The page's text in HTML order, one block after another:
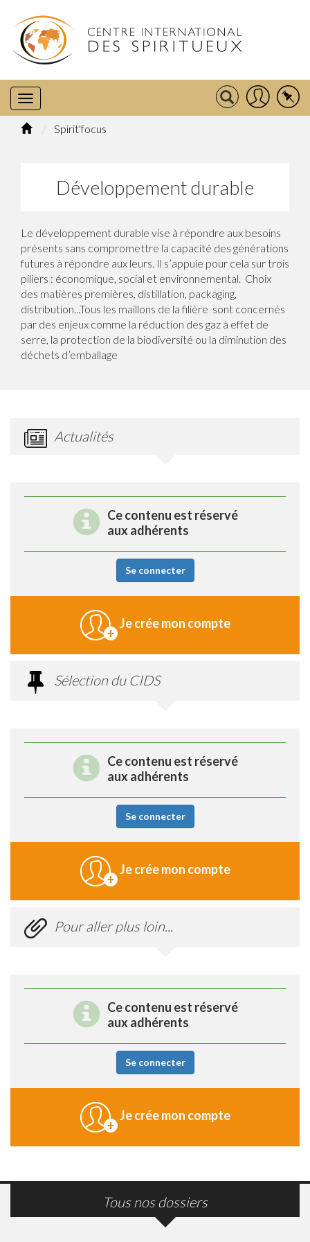
Spirit'focus
Développement durable
Le développement durable vise à répondre aux besoins
présents sans compromettre la capacité des générations
futures à répondre aux leurs. Il s’appuie pour cela sur trois
piliers : économique, social et environnemental. Choix
des matières premières, distillation, packaging,
distribution...Tous les maillons de la filière sont concernés
par des enjeux comme la réduction des gaz à effet de
serre, la protection de la biodiversité ou la diminution des
déchets d’emballage
Actualités
Ce contenu est réservé
aux adhérents
Se connecter
Je crée mon compte
Sélection du CIDS
Ce contenu est réservé
aux adhérents
Se connecter
Je crée mon compte
Pour aller plus loin...
Ce contenu est réservé
aux adhérents
Se connecter
Je crée mon compte
Tous nos dossiers